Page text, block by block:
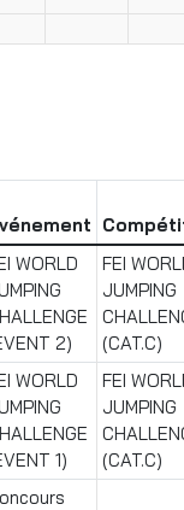
WORLD
2)
FEI
JUMPING
(CAT.C)
WORLD
1)
FEI
JUMPING
(CAT.C)